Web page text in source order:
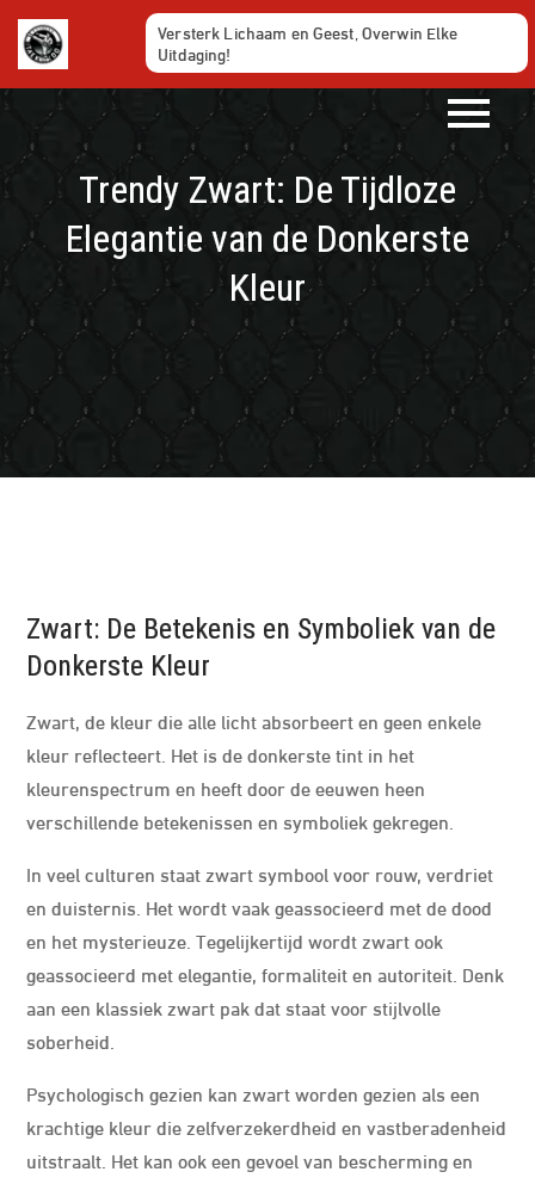
Ga
naar
de
inhoud
Versterk Lichaam en Geest, Overwin Elke
Uitdaging!
Trendy Zwart: De Tijdloze
Elegantie van de Donkerste
Kleur
Zwart: De Betekenis en Symboliek van de
Donkerste Kleur
Zwart, de kleur die alle licht absorbeert en geen enkele
kleur reflecteert. Het is de donkerste tint in het
kleurenspectrum en heeft door de eeuwen heen
verschillende betekenissen en symboliek gekregen.
In veel culturen staat zwart symbool voor rouw, verdriet
en duisternis. Het wordt vaak geassocieerd met de dood
en het mysterieuze. Tegelijkertijd wordt zwart ook
geassocieerd met elegantie, formaliteit en autoriteit. Denk
aan een klassiek zwart pak dat staat voor stijlvolle
soberheid.
Psychologisch gezien kan zwart worden gezien als een
krachtige kleur die zelfverzekerdheid en vastberadenheid
uitstraalt. Het kan ook een gevoel van bescherming en